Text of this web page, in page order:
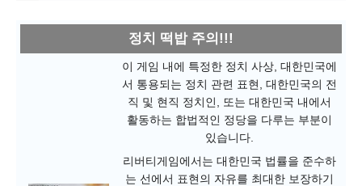
정치 떡밥 주의!!!
이 게임 내에 특정한 정치 사상, 대한민국에
서 통용되는 정치 관련 표현, 대한민국의 전
직 및 현직 정치인, 또는 대한민국 내에서
활동하는 합법적인 정당을 다루는 부분이
있습니다.
리버티게임에서는 대한민국 법률을 준수하
는 선에서 표현의 자유를 최대한 보장하기